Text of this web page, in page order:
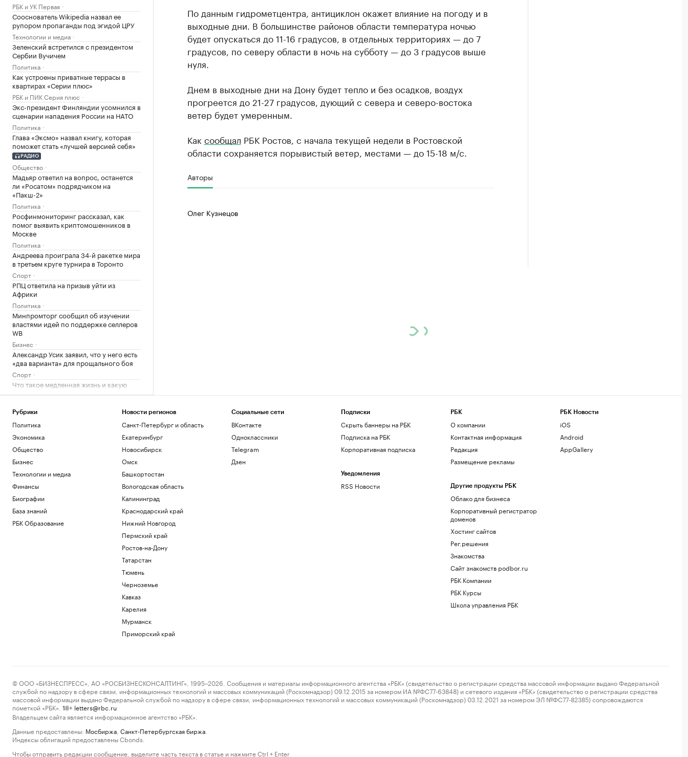
РБК и УК Первая
Сооснователь Wikipedia назвал ее
рупором пропаганды под эгидой ЦРУ
Технологии и медиа
Зеленский встретился с президентом
Сербии Вучичем
Политика
Как устроены приватные террасы в
квартирах «Серии плюс»
РБК и ПИК Серия плюс
Экс-президент Финляндии усомнился в
сценарии нападения России на НАТО
Политика
Глава «Эксмо» назвал книгу, которая
поможет стать «лучшей версией себя»
РАДИО
Общество
Мадьяр ответил на вопрос, останется
ли «Росатом» подрядчиком на
«Пакш-2»
Политика
Росфинмониторинг рассказал, как
помог выявить криптомошенников в
Москве
Политика
Андреева проиграла 34-й ракетке мира
в третьем круге турнира в Торонто
Спорт
РПЦ ответила на призыв уйти из
Африки
Политика
Минпромторг сообщил об изучении
властями идей по поддержке селлеров
WB
Бизнес
Александр Усик заявил, что у него есть
«два варианта» для прощального боя
Спорт
Что такое медленная жизнь и какую
роль в этом играет дерево
Метеоролог рассказала о погоде в
Москве на выходных
Общество
По данным гидрометцентра, антициклон окажет влияние на погоду и в
выходные дни. В большинстве районов области температура ночью
будет опускаться до 11-16 градусов, в отдельных территориях — до 7
градусов, по северу области в ночь на субботу — до 3 градусов выше
нуля.
Днем в выходные дни на Дону будет тепло и без осадков, воздух
прогреется до 21-27 градусов, дующий с севера и северо-востока
ветер будет умеренным.
Как сообщал РБК Ростов, с начала текущей недели в Ростовской
области сохраняется порывистый ветер, местами — до 15-18 м/с.
Авторы
Олег Кузнецов
Рубрики
Политика
Экономика
Общество
Бизнес
Технологии и медиа
Финансы
Биографии
База знаний
РБК Образование
Новости регионов
Санкт-Петербург и область
Екатеринбург
Новосибирск
Омск
Башкортостан
Вологодская область
Калининград
Краснодарский край
Нижний Новгород
Пермский край
Ростов-на-Дону
Татарстан
Тюмень
Черноземье
Кавказ
Карелия
Мурманск
Приморский край
Социальные сети
ВКонтакте
Одноклассники
Telegram
Дзен
Подписки
Скрыть баннеры на РБК
Подписка на РБК
Корпоративная подписка
Уведомления
RSS Новости
РБК
О компании
Контактная информация
Редакция
Размещение рекламы
Другие продукты РБК
Облако для бизнеса
Корпоративный регистратор
доменов
Хостинг сайтов
Рег.решения
Знакомства
Сайт знакомств podbor.ru
РБК Компании
РБК Курсы
Школа управления РБК
РБК Новости
iOS
Android
AppGallery
© ООО «БИЗНЕСПРЕСС», АО «РОСБИЗНЕСКОНСАЛТИНГ», 1995–2026. Сообщения и материалы информационного агентства «РБК» (свидетельство о регистрации средства массовой информации выдано Федеральной
службой по надзору в сфере связи, информационных технологий и массовых коммуникаций (Роскомнадзор) 09.12.2015 за номером ИА №ФС77-63848) и сетевого издания «РБК» (свидетельство о регистрации средства
массовой информации выдано Федеральной службой по надзору в сфере связи, информационных технологий и массовых коммуникаций (Роскомнадзор) 03.12.2021 за номером ЭЛ №ФС77-82385) сопровождаются
пометкой «РБК».
18+ letters@rbc.ru
Владельцем сайта является информационное агентство «РБК».
Данные предоставлены: Мосбиржа Санкт-Петербургская биржа
Индексы облигаций предоставлены Cbonds.
Чтобы отправить редакции сообщение, выделите часть текста в статье и нажмите Ctrl + Enter